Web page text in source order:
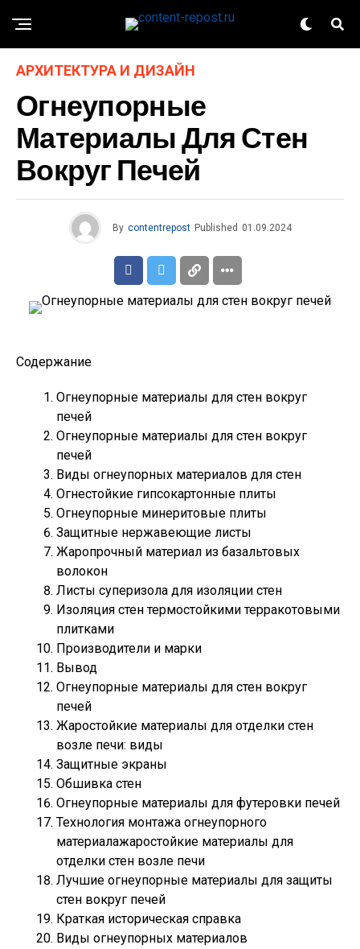
АРХИТЕКТУРА И ДИЗАЙН
Огнеупорные
Материалы Для Стен
Вокруг Печей
By contentrepost Published 01.09.2024
Содержание
Огнеупорные материалы для стен вокруг
печей
Огнеупорные материалы для стен вокруг
печей
Виды огнеупорных материалов для стен
Огнестойкие гипсокартонные плиты
Огнеупорные минеритовые плиты
Защитные нержавеющие листы
Жаропрочный материал из базальтовых
волокон
Листы суперизола для изоляции стен
Изоляция стен термостойкими терракотовыми
плитками
Производители и марки
Вывод
Огнеупорные материалы для стен вокруг
печей
Жаростойкие материалы для отделки стен
возле печи: виды
Защитные экраны
Обшивка стен
Огнеупорные материалы для футеровки печей
Технология монтажа огнеупорного
материалажаростойкие материалы для
отделки стен возле печи
Лучшие огнеупорные материалы для защиты
стен вокруг печей
Краткая историческая справка
Виды огнеупорных материалов